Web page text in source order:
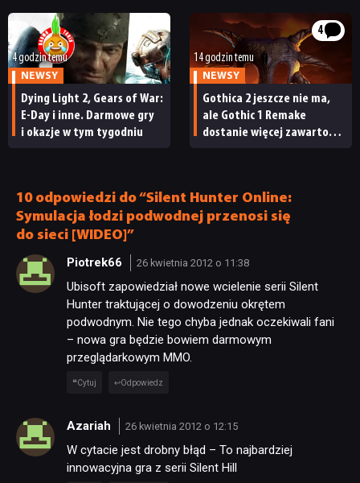
JUŻ GRALIŚMY
SKLEP
ma subskrybentów
[RECENZJA TECHNICZNA]
4 godzin temu
NEWSY
Dying Light 2, Gears of War:
E-Day i inne. Darmowe gry
i okazje w tym tygodniu
4
14 godzin temu
NEWSY
Gothica 2 jeszcze nie ma,
ale Gothic 1 Remake
dostanie więcej zawartości.
10 odpowiedzi do “Silent Hunter Online:
Symulacja łodzi podwodnej przenosi się
do sieci [WIDEO]”
Piotrek66 26 kwietnia 2012 o 11:38
Ubisoft zapowiedział nowe wcielenie serii Silent
Hunter traktującej o dowodzeniu okrętem
podwodnym. Nie tego chyba jednak oczekiwali fani
– nowa gra będzie bowiem darmowym
przeglądarkowym MMO.
Cytuj Odpowiedz
Azariah 26 kwietnia 2012 o 12:15
W cytacie jest drobny błąd – To najbardziej
innowacyjna gra z serii Silent Hill